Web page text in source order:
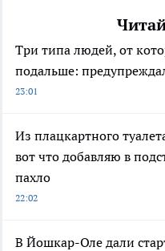
Три типа людей, от
подальше:
23:01
Из плацкартного
вот что добавляю в
пахло
22:02
В Йошкар-Оле дали